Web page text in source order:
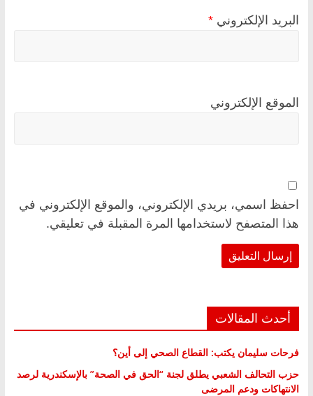
البريد الإلكتروني *
الموقع الإلكتروني
احفظ اسمي، بريدي الإلكتروني، والموقع الإلكتروني في
هذا المتصفح لاستخدامها المرة المقبلة في تعليقي.
أحدث المقالات
فرحات سليمان يكتب: القطاع الصحي إلى أين؟
حزب التحالف الشعبي يطلق لجنة “الحق في الصحة” بالإسكندرية لرصد
الانتهاكات ودعم المرضى